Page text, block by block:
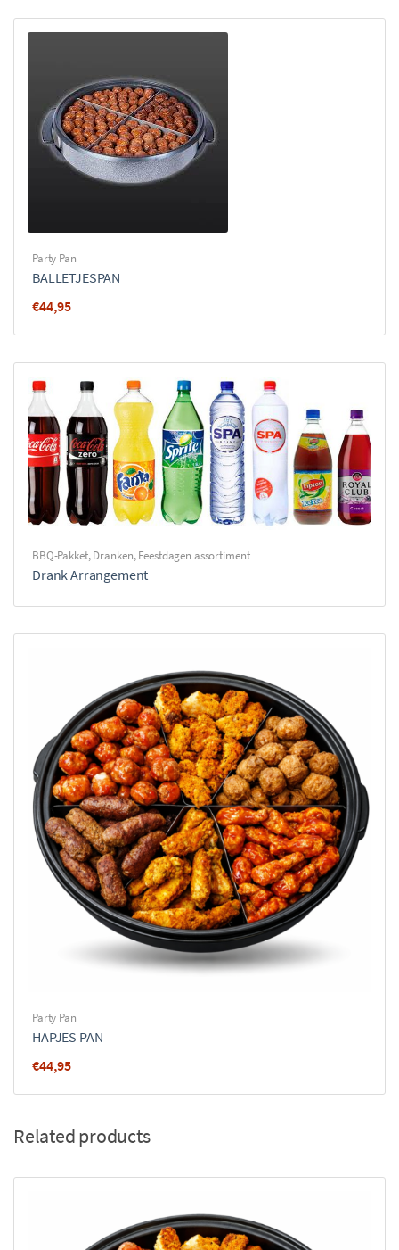
Party Pan
BALLETJESPAN
€44,95
BBQ-Pakket,Dranken,Feestdagen assortiment
Drank Arrangement
Party Pan
HAPJES PAN
€44,95
Related products